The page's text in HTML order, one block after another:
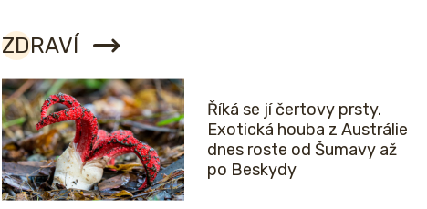
ZDRAVÍ
Říká se jí čertovy prsty.
Exotická houba z Austrálie
dnes roste od Šumavy až
po Beskydy